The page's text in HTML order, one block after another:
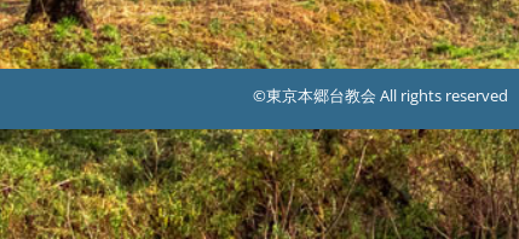
©東京本郷台教会 All rights